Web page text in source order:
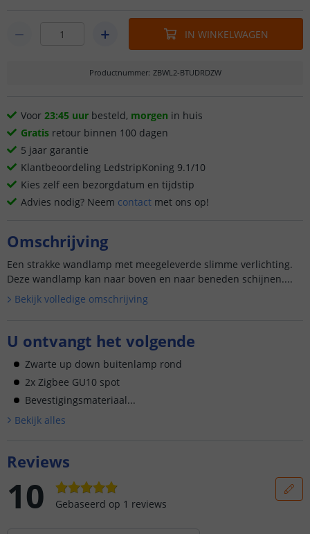
IN WINKELWAGEN
Productnummer: ZBWL2-BTUDRDZW
Voor 23:45 uur besteld, morgen in huis
Gratis retour binnen 100 dagen
5 jaar garantie
Klantbeoordeling LedstripKoning 9.1/10
Kies zelf een bezorgdatum en tijdstip
Advies nodig? Neem contact met ons op!
Omschrijving
Een strakke wandlamp met meegeleverde slimme verlichting.
Deze wandlamp kan naar boven en naar beneden schijnen....
Bekijk volledige omschrijving
U ontvangt het volgende
Zwarte up down buitenlamp rond
2x Zigbee GU10 spot
Bevestigingsmateriaal...
Bekijk alles
Reviews
10 Gebaseerd op 1 reviews